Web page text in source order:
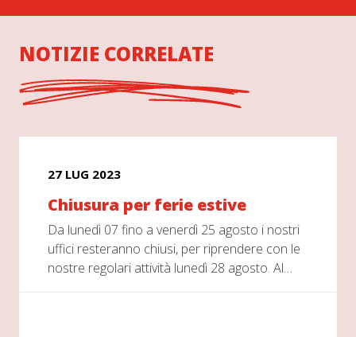
NOTIZIE CORRELATE
27 LUG 2023
Chiusura per ferie estive
Da lunedì 07 fino a venerdì 25 agosto i nostri
uffici resteranno chiusi, per riprendere con le
nostre regolari attività lunedì 28 agosto. Al…